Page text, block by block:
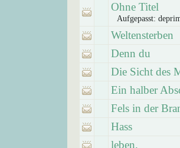
Ohne Titel
Aufgepasst:
Weltensterben
Denn du
Die Sicht des
Ein halber
Fels in der
Hass
leben.